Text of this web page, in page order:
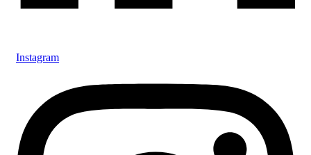
Instagram